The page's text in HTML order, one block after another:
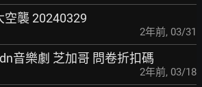
空襲 20240329
2年前, 03/31
音樂劇 芝加哥 問卷折扣碼
2年前, 03/18